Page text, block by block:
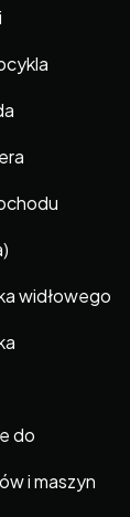
widłowego
do
i maszyn